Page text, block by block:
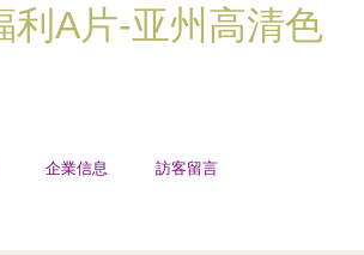
利A片-亚州高清色
企業信息 訪客留言